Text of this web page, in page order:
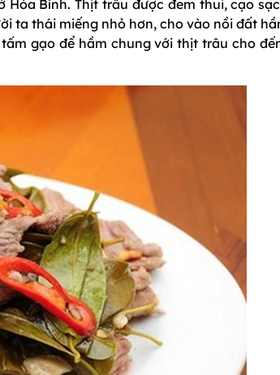
Bình. Thịt trâu được đem thui, cạo
ta thái miếng nhỏ hơn, cho vào nồi đất
gạo để hầm chung với thịt trâu cho